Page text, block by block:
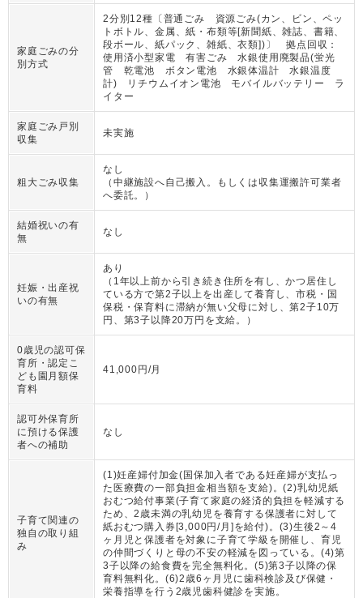
家庭ごみの分
別方式
2分別12種〔普通ごみ 資源ごみ(カン、ビン、ペッ
トボトル、金属、紙・布類等[新聞紙、雑誌、書籍、
段ボール、紙パック、雑紙、衣類])〕 拠点回収：
使用済小型家電 有害ごみ 水銀使用廃製品(蛍光
管 乾電池 ボタン電池 水銀体温計 水銀温度
計) リチウムイオン電池 モバイルバッテリー ラ
イター
家庭ごみ戸別
収集
未実施
粗大ごみ収集
なし
（ 中継施設へ自己搬入。もしくは収集運搬許可業者
へ委託。
）
結婚祝いの有
無
なし
妊娠・出産祝
いの有無
あり
（ 1年以上前から引き続き住所を有し、かつ居住し
ている方で第2子以上を出産して養育し、市税・国
保税・保育料に滞納が無い父母に対し、第2子10万
円、第3子以降20万円を支給。
）
0歳児の認可保
育所・認定こ
ども園月額保
育料
41,000円/月
認可外保育所
に預ける保護
者への補助
なし
子育て関連の
独自の取り組
み
(1)妊産婦付加金(国保加入者である妊産婦が支払っ
た医療費の一部負担金相当額を支給)。(2)乳幼児紙
おむつ給付事業(子育て家庭の経済的負担を軽減する
ため、2歳未満の乳幼児を養育する保護者に対して
紙おむつ購入券[3,000円/月]を給付)。(3)生後2～4
ヶ月児と保護者を対象に子育て学級を開催し、育児
の仲間づくりと母の不安の軽減を図っている。(4)第
3子以降の給食費を完全無料化。(5)第3子以降の保
育料無料化。(6)2歳6ヶ月児に歯科検診及び保健・
栄養指導を行う2歳児歯科健診を実施。